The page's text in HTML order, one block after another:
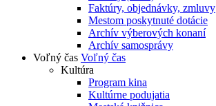
Faktúry, objednávky, zmluvy
Mestom poskytnuté dotácie
Archív výberových konaní
Archív samosprávy
Voľný čas Voľný čas
Kultúra
Program kina
Kultúrne podujatia